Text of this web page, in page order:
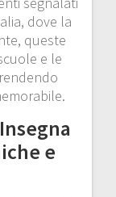
dove la
queste
e le
e